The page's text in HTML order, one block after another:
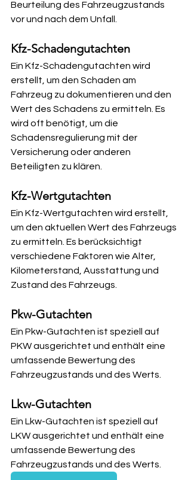
Beurteilung des Fahrzeugzustands
vor und nach dem Unfall.
Kfz-Schadengutachten
Ein Kfz-Schadengutachten wird
erstellt, um den Schaden am
Fahrzeug zu dokumentieren und den
Wert des Schadens zu ermitteln. Es
wird oft benötigt, um die
Schadensregulierung mit der
Versicherung oder anderen
Beteiligten zu klären.
Kfz-Wertgutachten
Ein Kfz-Wertgutachten wird erstellt,
um den aktuellen Wert des Fahrzeugs
zu ermitteln. Es berücksichtigt
verschiedene Faktoren wie Alter,
Kilometerstand, Ausstattung und
Zustand des Fahrzeugs.
Pkw-Gutachten
Ein Pkw-Gutachten ist speziell auf
PKW ausgerichtet und enthält eine
umfassende Bewertung des
Fahrzeugzustands und des Werts.
Lkw-Gutachten
Ein Lkw-Gutachten ist speziell auf
LKW ausgerichtet und enthält eine
umfassende Bewertung des
Fahrzeugzustands und des Werts.